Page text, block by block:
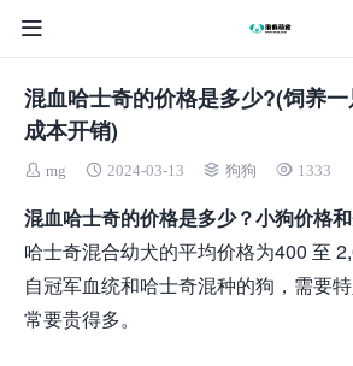
混血哈士奇的价格是多少?(饲养
成本开销)
mg 2024-03-13 狗狗 1333
混血哈士奇的价格是多少？小狗价格
哈士奇混合幼犬的平均价格为400 至
自冠军血统和哈士奇混种的狗，需要
常要贵得多。